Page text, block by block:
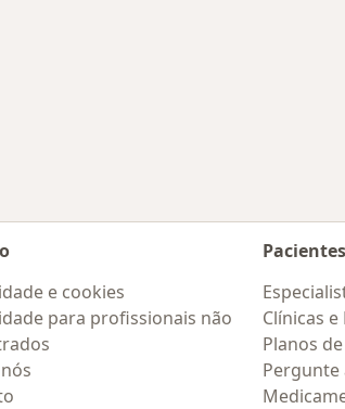
e cookies
para profissionais não
Pacientes
Clínicas
Planos
Pergunte